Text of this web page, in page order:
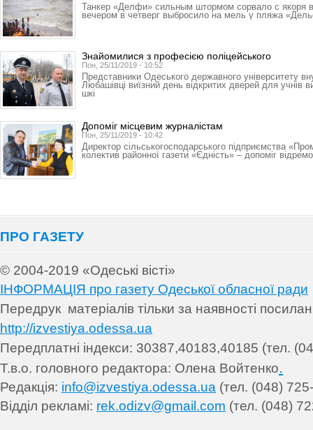
Танкер «Делфи» сильным штормом сорвало с якоря
вечером в четверг выбросило на мель у пляжа
Знайомилися з професією поліцейського
Пон, 25/11/2019 - 10:52
Представники Одеського державного університету
Любашівці виїзний день відкритих дверей для учнів
шкі
Допоміг місцевим журналістам
Пон, 25/11/2019 - 10:42
Директор сільськогосподарського підприємства
колектив районної газети «Єдність» – допоміг
ПРО ГАЗЕТУ
© 2004-2019 «Одеські вісті»
ІНФОРМАЦІЯ про газету Одеської обласної ради
Передрук матеріалів тільки за наявності
http://izvestiya.odessa.ua
Передплатні індекси: 30387,40183,40185 (тел.
Т.в.о. головного редактора: Олена Войтенко.
Редакція: info@izvestiya.odessa.ua (тел. (048)
Відділ рекламі: rek.odizv@gmail.com (тел. (048)